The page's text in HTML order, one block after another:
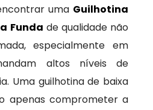
uma Guilhotina
Funda de qualidade não
especialmente em
altos níveis de
Uma guilhotina de baixa
apenas comprometer a